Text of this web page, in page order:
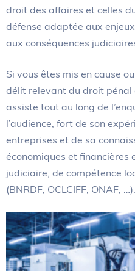
droit des affaires et celles
défense adaptée aux
aux conséquences
Si vous êtes mis en cause
délit relevant du droit pénal
assiste tout au long de
l’audience, fort de son
entreprises et de sa
économiques et financières
judiciaire, de compétence
(BNRDF, OCLCIFF, ONAF, …).